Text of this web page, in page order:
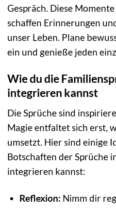
Gespräch. Diese
schaffen Erinnerungen
unser Leben. Plane
ein und genieße jeden
Wie du die
integrieren kannst
Die Sprüche sind
Magie entfaltet sich erst,
umsetzt. Hier sind einige
Botschaften der Sprüche
integrieren kannst:
Reflexion: Nimm dir